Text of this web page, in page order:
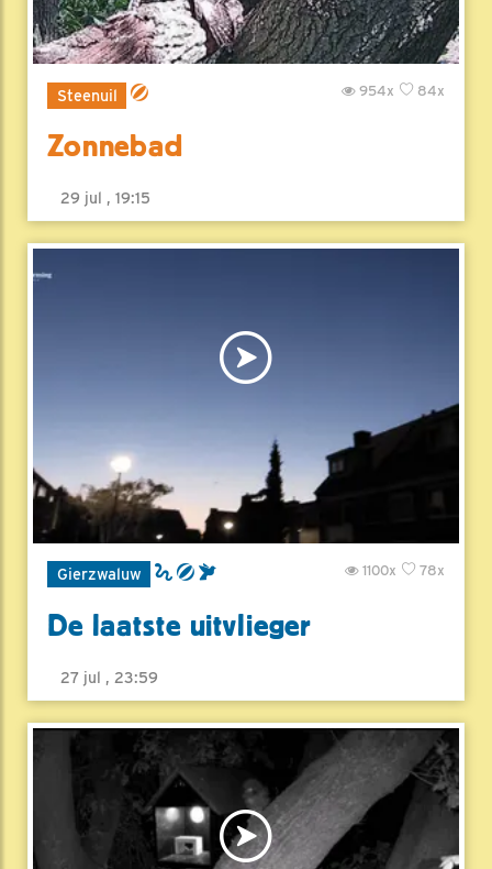
Steenuil 84x
954x
Zonnebad
29 jul , 19:15
Gierzwaluw 78x
1100x
De laatste uitvlieger
27 jul , 23:59